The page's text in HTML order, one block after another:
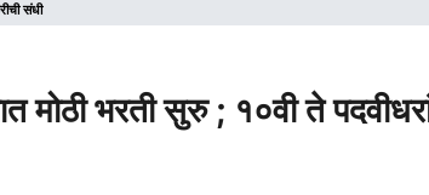
संधी
मोठी भरती सुरु ; १०वी ते